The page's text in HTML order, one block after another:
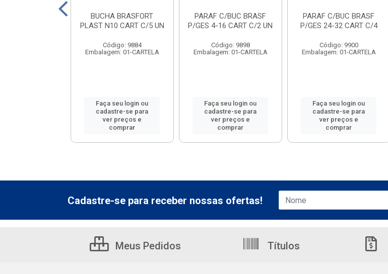
BUCHA BRASFORT
PLAST N10 CART C/5 UN
Código: 9884
Embalagem: 01-CARTELA
Faça seu login ou
cadastre-se para
ver preços e
comprar
PARAF C/BUC BRASF
P/GES 4-16 CART C/2 UN
Código: 9898
Embalagem: 01-CARTELA
Faça seu login ou
cadastre-se para
ver preços e
comprar
PARAF C/BUC BRASF
P/GES 24-32 CART C/4
Código: 9900
Embalagem: 01-CARTELA
Faça seu login ou
cadastre-se para
ver preços e
comprar
Cadastre-se para receber nossas ofertas!
Meus Pedidos Títulos